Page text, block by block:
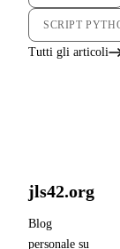
SCRIPT
Tutti gli articoli
jls42.org
Blog
personale su